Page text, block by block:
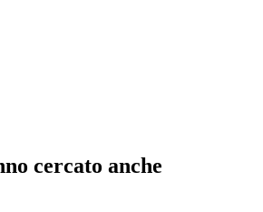
cercato anche